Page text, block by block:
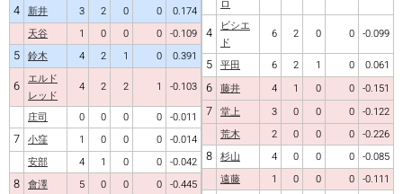
4 新井 3 2 0 0
0.174
天谷
1 0 0 0 -0.109
5 鈴木 4 2 1 0 0.391
6 エルド
レッド
4 2 2 1
-0.103
庄司
0 0 0 0 -0.011
7 小窪 1 0 0 0 -0.014
安部
4 1 0 0 -0.042
8 會澤 5 0 0 0 -0.445
ロ
4
ビシエ
ド
6 2 0 0 -0.099
5 平田 6 2 1 0 0.061
6 藤井 4 1 0 0 -0.151
7 堂上 3 0 0 0 -0.122
荒木
2 0 0 0 -0.226
8 杉山 4 0 0 0 -0.085
遠藤
1 0 0 0 -0.111